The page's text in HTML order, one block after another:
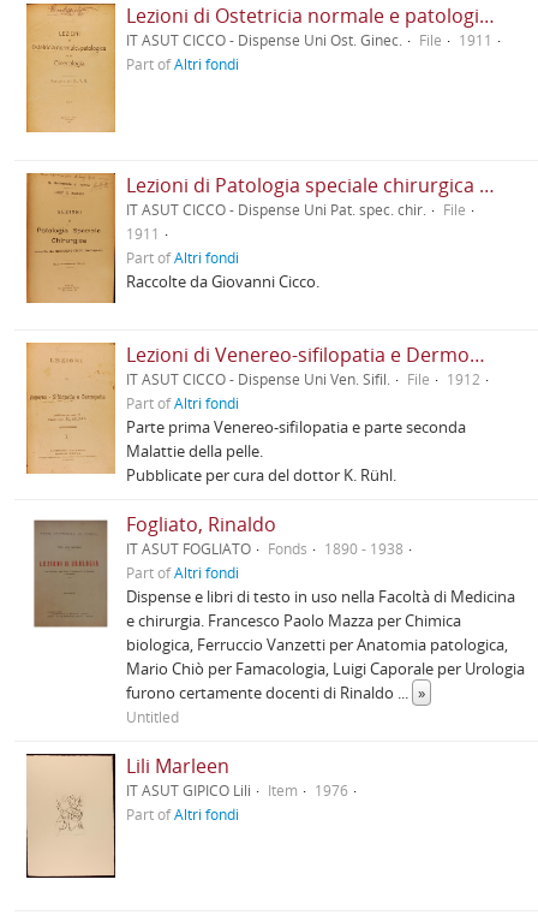
Lezioni di Ostetricia normale e patologica e di Ginecologia di Giuseppe Vicarelli
IT ASUT CICCO - Dispense Uni Ost. Ginec. File
1911
Part ofAltri fondi
Lezioni di Patologia speciale chirurgica di Daniele Bajardi
IT ASUT CICCO - Dispense Uni Pat. spec. chir.
File
1911
Part ofAltri fondi
Raccolte da Giovanni Cicco.
Lezioni di Venereo-sifilopatia e Dermopatia di Sebastiano Giovannini
IT ASUT CICCO - Dispense Uni Ven. Sifil. File
1912
Part ofAltri fondi
Parte prima Venereo-sifilopatia e parte seconda
Malattie della pelle.
Pubblicate per cura del dottor K. Rühl.
Fogliato, Rinaldo
IT ASUT FOGLIATO Fonds
1890 - 1938
Part ofAltri fondi
Dispense e libri di testo in uso nella Facoltà di Medicina
e chirurgia. Francesco Paolo Mazza per Chimica
biologica, Ferruccio Vanzetti per Anatomia patologica,
Mario Chiò per Famacologia, Luigi Caporale per Urologia
furono certamente docenti di Rinaldo ... »
Untitled
Lili Marleen
IT ASUT GIPICO Lili Item
1976
Part ofAltri fondi